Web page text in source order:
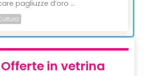
pagliuzze d’oro ...
Offerte in vetrina